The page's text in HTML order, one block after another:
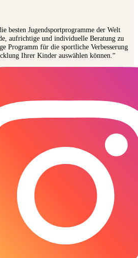
besten Jugendsportprogramme der Welt
aufrichtige und individuelle Beratung zu
Programm für die sportliche Verbesserung
Ihrer Kinder auswählen können.“